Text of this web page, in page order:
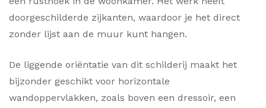
doorgeschilderde zijkanten, waardoor je het direct
zonder lijst aan de muur kunt hangen.
De liggende oriëntatie van dit schilderij maakt het
bijzonder geschikt voor horizontale
wandoppervlakken, zoals boven een dressoir, een